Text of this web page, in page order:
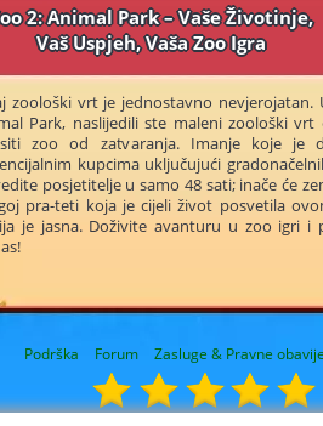
Podrška Forum Zasluge & Pravne
2: Animal Park – Vaše Životinje,
Vaš Uspjeh, Vaša Zoo Igra
zoološki vrt je jednostavno
Park, naslijedili ste maleni zoološki
zoo od zatvaranja. Imanje koje je
kupcima uključujući
posjetitelje u samo 48 sati; inače će
pra-teti koja je cijeli život posvetila
je jasna. Doživite avanturu u zoo igri i